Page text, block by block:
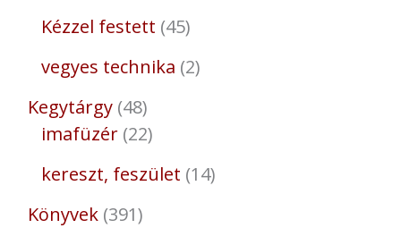
Kézzel festett 45
vegyes technika 2
Kegytárgy 48
imafüzér 22
kereszt, feszület 14
Könyvek 391